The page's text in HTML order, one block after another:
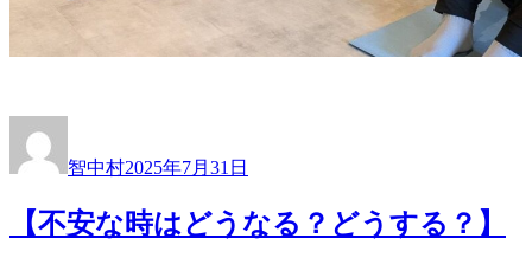
者
智中村日:
2025年7月31日
【不安な時はどうなる？どうする？】